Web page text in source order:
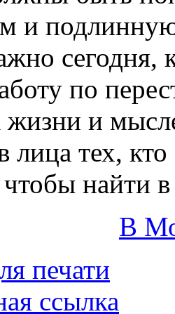
и
сегодня,
по
жизни и
лица тех,
чтобы найти
В
печати
ссылка